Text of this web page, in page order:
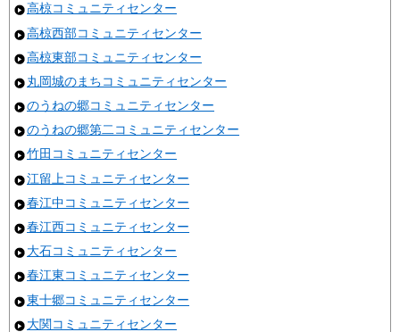
高椋コミュニティセンター
高椋西部コミュニティセンター
高椋東部コミュニティセンター
丸岡城のまちコミュニティセンター
のうねの郷コミュニティセンター
のうねの郷第二コミュニティセンター
竹田コミュニティセンター
江留上コミュニティセンター
春江中コミュニティセンター
春江西コミュニティセンター
大石コミュニティセンター
春江東コミュニティセンター
東十郷コミュニティセンター
大関コミュニティセンター